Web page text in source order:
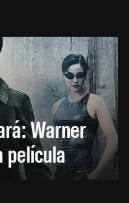
Warner
película